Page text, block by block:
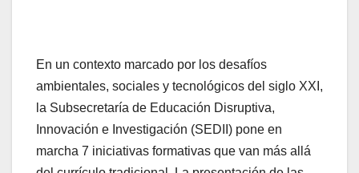
En un contexto marcado por los desafíos
ambientales, sociales y tecnológicos del siglo XXI,
la Subsecretaría de Educación Disruptiva,
Innovación e Investigación (SEDII) pone en
marcha 7 iniciativas formativas que van más allá